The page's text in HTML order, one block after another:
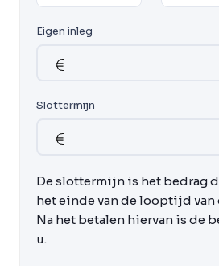
Eigen inleg
Slottermijn
De slottermijn is het bedrag
het einde van de looptijd
Na het betalen hiervan is de
u.